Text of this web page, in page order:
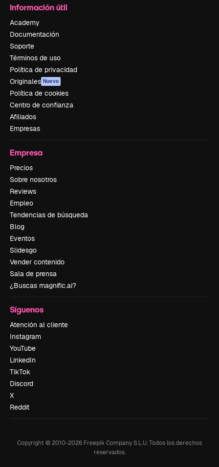
Información útil
Academy
Documentación
Soporte
Términos de uso
Política de privacidad
Originales Nuevo
Política de cookies
Centro de confianza
Afiliados
Empresas
Empresa
Precios
Sobre nosotros
Reviews
Empleo
Tendencias de búsqueda
Blog
Eventos
Slidesgo
Vender contenido
Sala de prensa
¿Buscas magnific.ai?
Síguenos
Atención al cliente
Instagram
YouTube
LinkedIn
TikTok
Discord
X
Reddit
Copyright © 2010-2026 Freepik Company S.L.U.Todos los derechos
reservados.